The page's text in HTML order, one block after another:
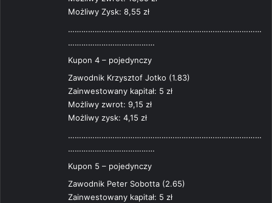
Możliwy Zysk: 8,55 zł
……………………………………………………………………………
…………………………………
Kupon 4 – pojedynczy
Zawodnik Krzysztof Jotko (1.83)
Zainwestowany kapitał: 5 zł
Możliwy zwrot: 9,15 zł
Możliwy zysk: 4,15 zł
……………………………………………………………………………
…………………………………
Kupon 5 – pojedynczy
Zawodnik Peter Sobotta (2.65)
Zainwestowany kapitał: 5 zł